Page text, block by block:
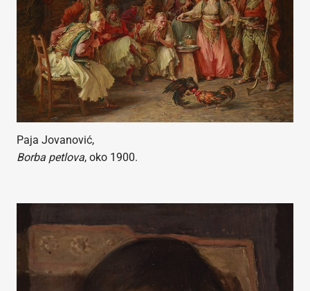
Paja Jovanović,
Borba petlova, oko 1900.